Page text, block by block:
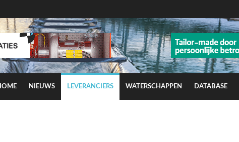
NIEUWS LEVERANCIERS WATERSCHAPPEN DATABASE
ozon